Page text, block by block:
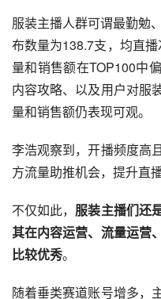
服装主播人群可谓最勤勉
布数量为138.7支，均直
量和销售额在TOP100中
内容攻略、以及用户对服
量和销售额仍表现可观。
李浩观察到，开播频度高
方流量助推机会，提升直
不仅如此， 服装主播们还
其在内容运营、流量运营
比较优秀。
随着垂类赛道账号增多，